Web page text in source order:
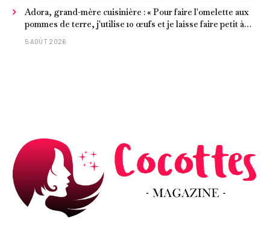
Adora, grand-mère cuisinière : « Pour faire l'omelette aux
pommes de terre, j'utilise 10 œufs et je laisse faire petit à
petit »
5 AOÛT 2026